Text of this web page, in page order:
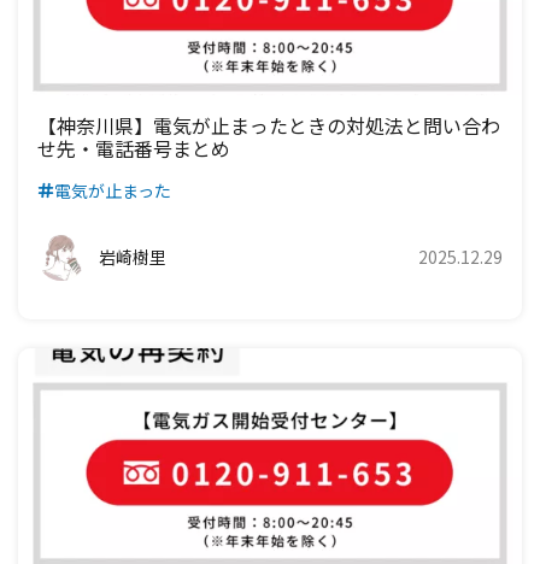
【神奈川県】電気が止まったときの対処法と問い合わ
せ先・電話番号まとめ
電気が止まった
岩崎樹里 2025.12.29